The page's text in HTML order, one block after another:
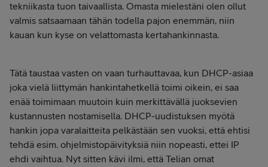
tekniikasta tuon taivaallista. Omasta mielestäni olen ollut
valmis satsaamaan tähän todella pajon enemmän, niin
kauan kun kyse on velattomasta kertahankinnasta.
Tätä taustaa vasten on vaan turhauttavaa, kun DHCP-asiaa
joka vielä liittymän hankintahetkellä toimi oikein, ei saa
enää toimimaan muutoin kuin merkittävällä juoksevien
kustannusten nostamisella. DHCP-uudistuksen myötä
hankin jopa varalaitteita pelkästään sen vuoksi, että ehtisi
tehdä esim. ohjelmistopäivityksiä niin nopeasti, ettei IP
ehdi vaihtua. Nyt sitten kävi ilmi, että Telian omat